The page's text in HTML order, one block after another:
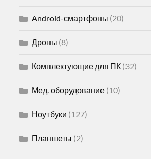
Android-смартфоны (20)
Дроны (8)
Комплектующие для ПК (32)
Мед. оборудование (10)
Ноутбуки (127)
Планшеты (2)